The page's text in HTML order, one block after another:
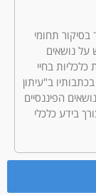
מתמקד בסיקור תחומי
על נושאים
בחיי
ב"עיתון
הפיננסיים
בידע כלכלי